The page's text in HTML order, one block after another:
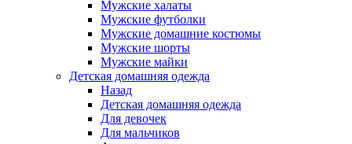
Мужские халаты
Мужские футболки
Мужские домашние костюмы
Мужские шорты
Мужские майки
Детская домашняя одежда
Назад
Детская домашняя одежда
Для девочек
Для мальчиков